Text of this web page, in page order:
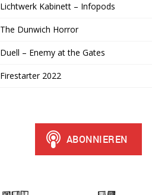
Lichtwerk Kabinett – Infopods
The Dunwich Horror
Duell – Enemy at the Gates
Firestarter 2022